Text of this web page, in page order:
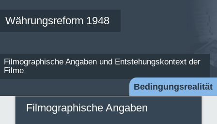
Währungsreform 1948
Filmographische Angaben und Entstehungskontext der
Filme
Bedingungsrealität
Filmographische Angaben